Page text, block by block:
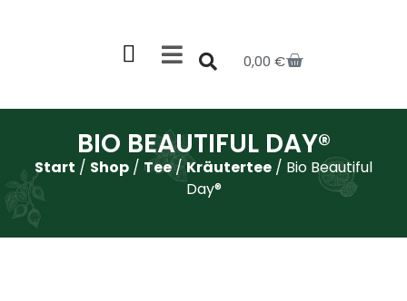
0,00 €
BIO BEAUTIFUL DAY®
Start / Shop / Tee/Kräutertee / Bio Beautiful
Day®